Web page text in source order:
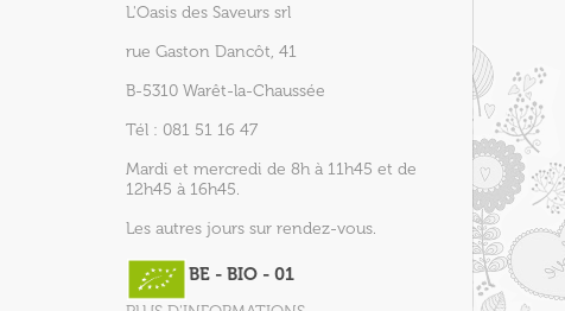
L'Oasis des Saveurs srl
rue Gaston Dancôt, 41
B-5310 Warêt-la-Chaussée
Tél : 081 51 16 47
Mardi et mercredi de 8h à 11h45 et de
12h45 à 16h45.
Les autres jours sur rendez-vous.
BE - BIO - 01